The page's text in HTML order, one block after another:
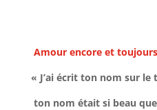
Amour encore et
« J’ai écrit ton nom sur le
ton nom était si beau